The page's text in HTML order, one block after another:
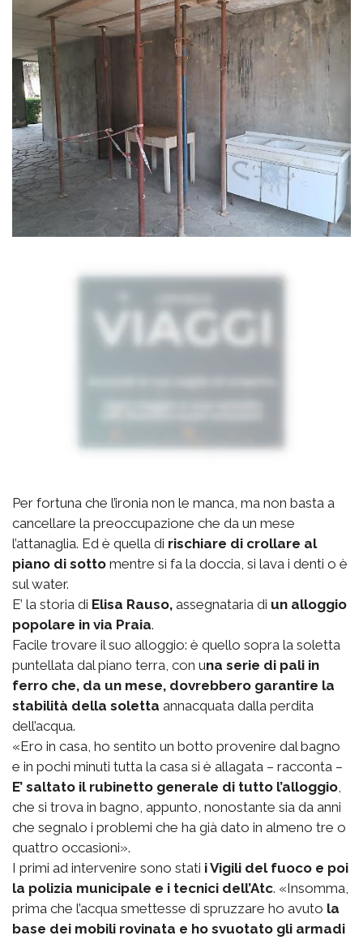
Per fortuna che l’ironia non le manca, ma non basta a
cancellare la preoccupazione che da un mese
l’attanaglia. Ed è quella di rischiare di crollare al
piano di sotto mentre si fa la doccia, si lava i denti o è
sul water.
E’ la storia di Elisa Rauso, assegnataria di un alloggio
popolare in via Praia.
Facile trovare il suo alloggio: è quello sopra la soletta
puntellata dal piano terra, con una serie di pali in
ferro che, da un mese, dovrebbero garantire la
stabilità della soletta annacquata dalla perdita
dell’acqua.
«Ero in casa, ho sentito un botto provenire dal bagno
e in pochi minuti tutta la casa si è allagata – racconta –
E’ saltato il rubinetto generale di tutto l’alloggio,
che si trova in bagno, appunto, nonostante sia da anni
che segnalo i problemi che ha già dato in almeno tre o
quattro occasioni».
I primi ad intervenire sono stati i Vigili del fuoco e poi
la polizia municipale e i tecnici dell’Atc. «Insomma,
prima che l’acqua smettesse di spruzzare ho avuto la
base dei mobili rovinata e ho svuotato gli armadi